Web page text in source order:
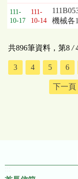
111-
10-17
111-
10-14
機械各
共896筆資料，第8/
3 4 5 6
下一頁